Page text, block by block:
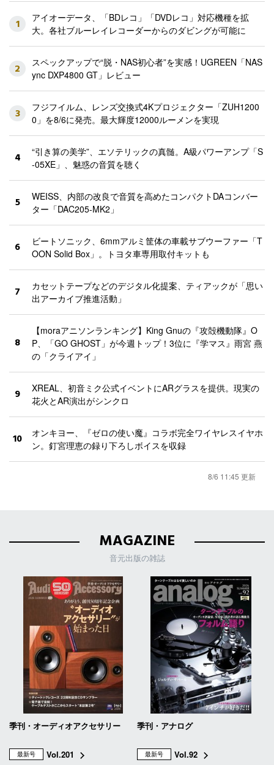
1
アイオーデータ、「BDレコ」「DVDレコ」対応機種を拡
大。各社ブルーレイレコーダーからのダビングが可能に
2
スペックアップで“脱・NAS初心者”を実感！UGREEN「NAS
ync DXP4800 GT」レビュー
3
フジフイルム、レンズ交換式4Kプロジェクター「ZUH1200
0」を8/6に発売。最大輝度12000ルーメンを実現
4
“引き算の美学”、エソテリックの真髄。A級パワーアンプ「S
-05XE」、魅惑の音質を聴く
5
WEISS、内部の改良で音質を高めたコンパクトDAコンバー
ター「DAC205-MK2」
6
ビートソニック、6mmアルミ筐体の車載サブウーファー「T
OON Solid Box」。トヨタ車専用取付キットも
7
カセットテープなどのデジタル化提案、ティアックが「思い
出アーカイブ推進活動」
8
【moraアニソンランキング】King Gnuの『攻殻機動隊』O
P、「GO GHOST」が今週トップ！3位に『学マス』雨宮 燕
の「クライアイ」
9
XREAL、初音ミク公式イベントにARグラスを提供。現実の
花火とAR演出がシンクロ
10
オンキヨー、『ゼロの使い魔』コラボ完全ワイヤレスイヤホ
ン。釘宮理恵の録り下ろしボイスを収録
8/6 11:45 更新
MAGAZINE
音元出版の雑誌
季刊・オーディオアクセサリー
最新号
Vol.201
季刊・アナログ
最新号
Vol.92